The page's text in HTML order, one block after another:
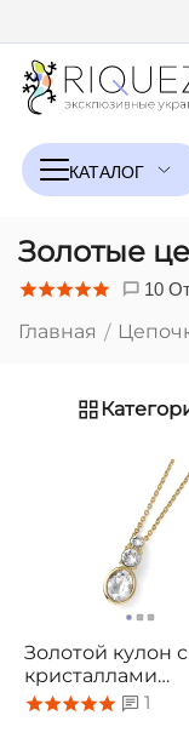
Золотые
10
Главная /
Золотой кулон с
кристаллами
Сваровски Oliver
1